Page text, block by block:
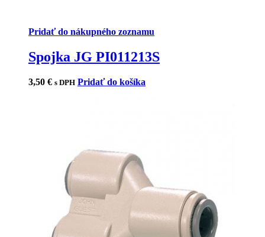
Pridať do nákupného zoznamu
Spojka JG PI011213S
3,50 € s DPH Pridať do košíka